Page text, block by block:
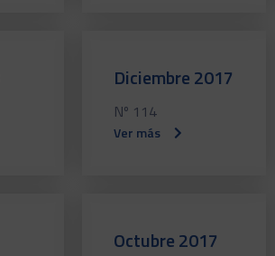
Diciembre 2017
Nº 114
Ver más
Octubre 2017